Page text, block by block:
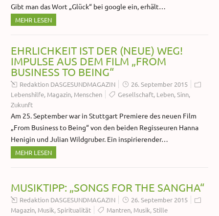
Gibt man das Wort „Glück“ bei google ein, erhält…
MEHR LESEN
EHRLICHKEIT IST DER (NEUE) WEG!
IMPULSE AUS DEM FILM „FROM
BUSINESS TO BEING“
Redaktion DASGESUNDMAGAZIN
26. September 2015
Lebenshilfe, Magazin, Menschen Gesellschaft, Leben,Sinn,
Zukunft
Am 25. September war in Stuttgart Premiere des neuen Film
„From Business to Being“ von den beiden Regisseuren Hanna
Henigin und Julian Wildgruber. Ein inspirierender…
MEHR LESEN
MUSIKTIPP: „SONGS FOR THE SANGHA“
Redaktion DASGESUNDMAGAZIN
26. September 2015
Magazin, Musik,Spiritualität Mantren, Musik,Stille